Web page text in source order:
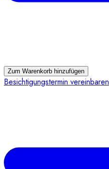
Zum Warenkorb hinzufügen
Besichtigungstermin vereinbaren